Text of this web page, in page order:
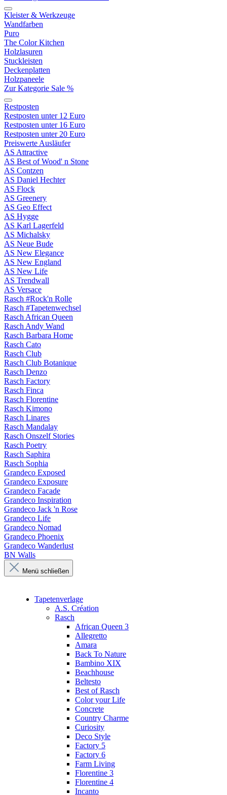
Kleister & Werkzeuge
Wandfarben
Puro
The Color Kitchen
Holzlasuren
Stuckleisten
Deckenplatten
Holzpaneele
Zur Kategorie Sale %
Restposten
Restposten unter 12 Euro
Restposten unter 16 Euro
Restposten unter 20 Euro
Preiswerte Ausläufer
AS Attractive
AS Best of Wood' n Stone
AS Contzen
AS Daniel Hechter
AS Flock
AS Greenery
AS Geo Effect
AS Hygge
AS Karl Lagerfeld
AS Michalsky
AS Neue Bude
AS New Elegance
AS New England
AS New Life
AS Trendwall
AS Versace
Rasch #Rock'n Rolle
Rasch #Tapetenwechsel
Rasch African Queen
Rasch Andy Wand
Rasch Barbara Home
Rasch Cato
Rasch Club
Rasch Club Botanique
Rasch Denzo
Rasch Factory
Rasch Finca
Rasch Florentine
Rasch Kimono
Rasch Linares
Rasch Mandalay
Rasch Onszelf Stories
Rasch Poetry
Rasch Saphira
Rasch Sophia
Grandeco Exposed
Grandeco Exposure
Grandeco Facade
Grandeco Inspiration
Grandeco Jack 'n Rose
Grandeco Life
Grandeco Nomad
Grandeco Phoenix
Grandeco Wanderlust
BN Walls
Menü schließen
Tapetenverlage
A.S. Création
Rasch
African Queen 3
Allegretto
Amara
Back To Nature
Bambino XIX
Beachhouse
Beltesto
Best of Rasch
Color your Life
Concrete
Country Charme
Curiosity
Deco Style
Factory 5
Factory 6
Farm Living
Florentine 3
Florentine 4
Incanto